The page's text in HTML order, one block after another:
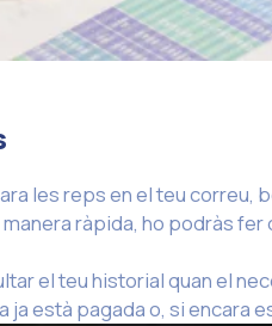
les reps en el teu correu,
ràpida, ho podràs fer
el teu historial quan el
està pagada o, si encara